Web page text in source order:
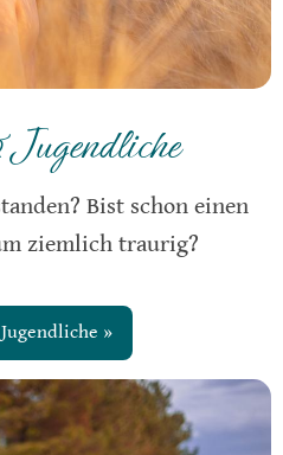
Bist schon einen
ziemlich traurig?
»